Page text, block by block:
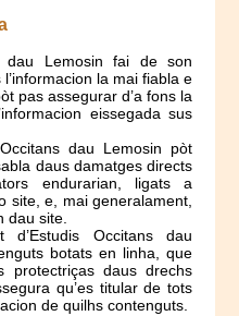
dau Lemosin fai de son
la mai fiabla e
pas assegurar d’a fons la
eissegada sus
Occitans dau Lemosin pòt
daus damatges directs
endurarian, ligats a
site, e, mai generalament,
dau site.
d’Estudis Occitans dau
botats en linha, que
protectriças daus drechs
qu’es titular de tots
de quilhs contenguts.